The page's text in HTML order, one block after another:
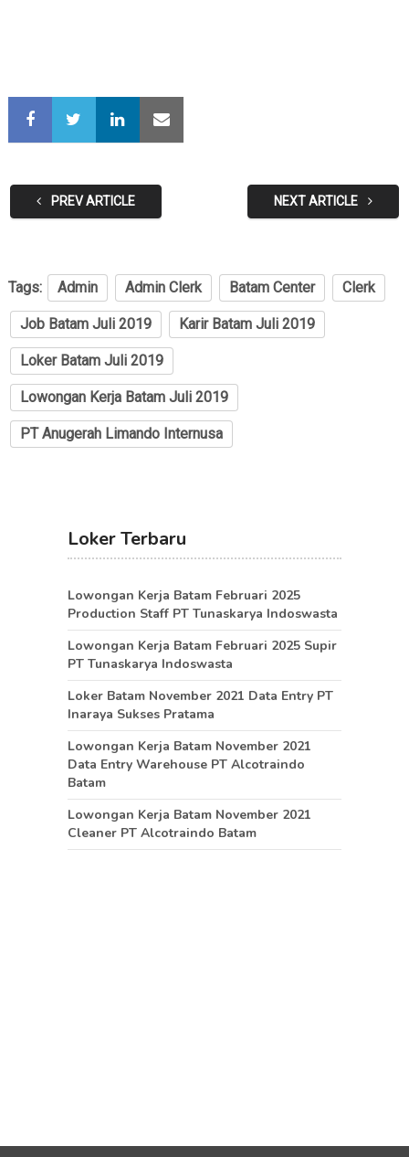
PREV ARTICLE NEXT ARTICLE
Tags: Admin Admin Clerk Batam Center Clerk
Job Batam Juli 2019 Karir Batam Juli 2019
Loker Batam Juli 2019
Lowongan Kerja Batam Juli 2019
PT Anugerah Limando Internusa
Loker Terbaru
Lowongan Kerja Batam Februari 2025
Production Staff PT Tunaskarya Indoswasta
Lowongan Kerja Batam Februari 2025 Supir
PT Tunaskarya Indoswasta
Loker Batam November 2021 Data Entry PT
Inaraya Sukses Pratama
Lowongan Kerja Batam November 2021
Data Entry Warehouse PT Alcotraindo
Batam
Lowongan Kerja Batam November 2021
Cleaner PT Alcotraindo Batam